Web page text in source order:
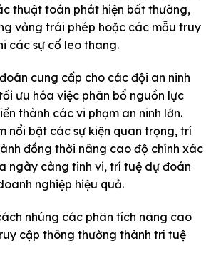
thuật toán phát hiện bất thường,
vảng trái phép hoặc các mẫu truy
các sự cố leo thang.
cung cấp cho các đội an ninh
ưu hóa việc phân bổ nguồn lực
thành các vi phạm an ninh lớn.
nổi bật các sự kiện quan trọng, trí
đồng thời nâng cao độ chính xác
ngày càng tinh vi, trí tuệ dự đoán
nghiệp hiệu quả.
nhúng các phân tích nâng cao
cập thông thường thành trí tuệ